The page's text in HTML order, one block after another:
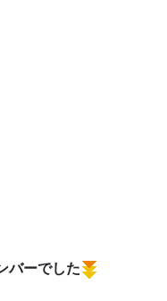
バーでした